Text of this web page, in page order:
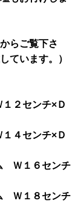
らご覧下さ
ています。）
２センチ×Ｄ
４センチ×Ｄ
Ｗ１６センチ
Ｗ１８センチ